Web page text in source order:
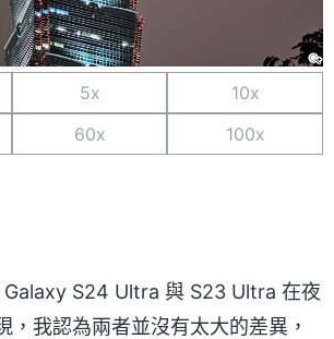
5x
10x
60x 100x
Galaxy S24 Ultra 與 S23 Ultra 在夜
，我認為兩者並沒有太大的差異，